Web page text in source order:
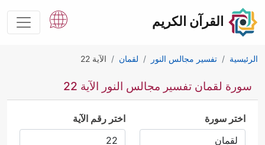
القرآن الكريم
الرئيسية تفسير مجالس النور لقمان الآية 22
سورة لقمان تفسير مجالس النور الآية 22
اختر سورة اختر رقم الآية